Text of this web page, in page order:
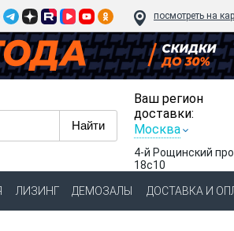
посмотреть на
Ваш регион
доставки:
Москва
4-й Рощинский
18с10
ЛИЗИНГ ДЕМОЗАЛЫ ДОСТАВКА И